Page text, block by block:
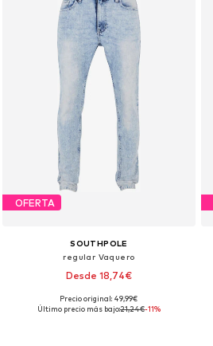
OFERTA
SOUTHPOLE
regular Vaquero
Desde 18,74€
Tallas disponibles: 52, 56
Precio original: 49,99€
Último precio más bajo:21,24€-11%